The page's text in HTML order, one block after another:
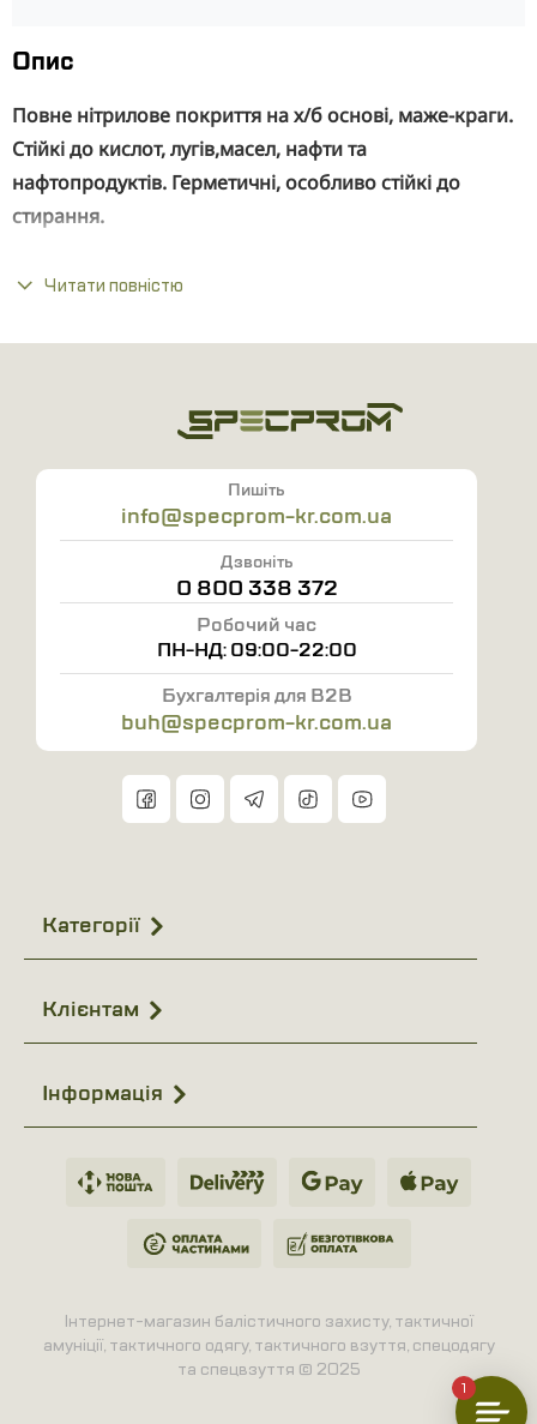
Опис
Повне нітрилове покриття на х/б основі, маже-краги.
Стійкі до кислот, лугів,масел, нафти та
нафтопродуктів. Герметичні, особливо стійкі до
стирання.
рукавиць з подвійним надолонником, суконних
нафтопереробна промисловість;
робота з абразивними матеріалами;
робота з листовим металом та іншими
металопрокатом;
робота з різними механізмами і машинами;
будівельні роботи.
Переваги роботи з нами:
- Додаткові знижки при замовленні від 50 комплектів
- Доставка транспортними компаніями
- Індивідуальний підхід
- Пошиття спецодягу будь-якої складності
Читати повністю
Пишіть
info@specprom-kr.com.ua
Дзвоніть
0 800 338 372
Робочий час
ПН-НД: 09:00-22:00
Бухгалтерія для B2B
buh@specprom-kr.com.ua
Категорії
Клієнтам
Інформація
Інтернет-магазин балістичного захисту, тактичної
амуніції, тактичного одягу, тактичного взуття, спецодягу
та спецвзуття © 2025
1